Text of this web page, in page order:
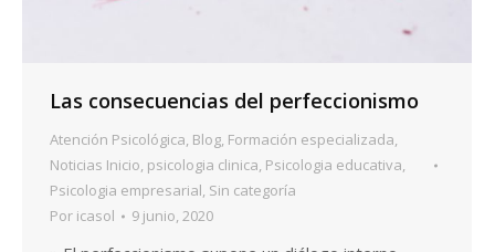
Las consecuencias del perfeccionismo
Atención Psicológica, Blog, Formación especializada,
Noticias Inicio, psicologia clinica, Psicologia educativa,
Psicologia empresarial, Sin categoría
Por icasol 9 junio, 2020